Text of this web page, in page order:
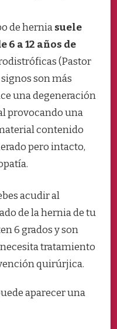
de herniasuele
6 a 12 años de
(Pastor
son más
una degeneración
provocando una
contenido
pero intacto,
acudir al
de la hernia de tu
6 grados y son
tratamiento
quirúrjica.
aparecer una